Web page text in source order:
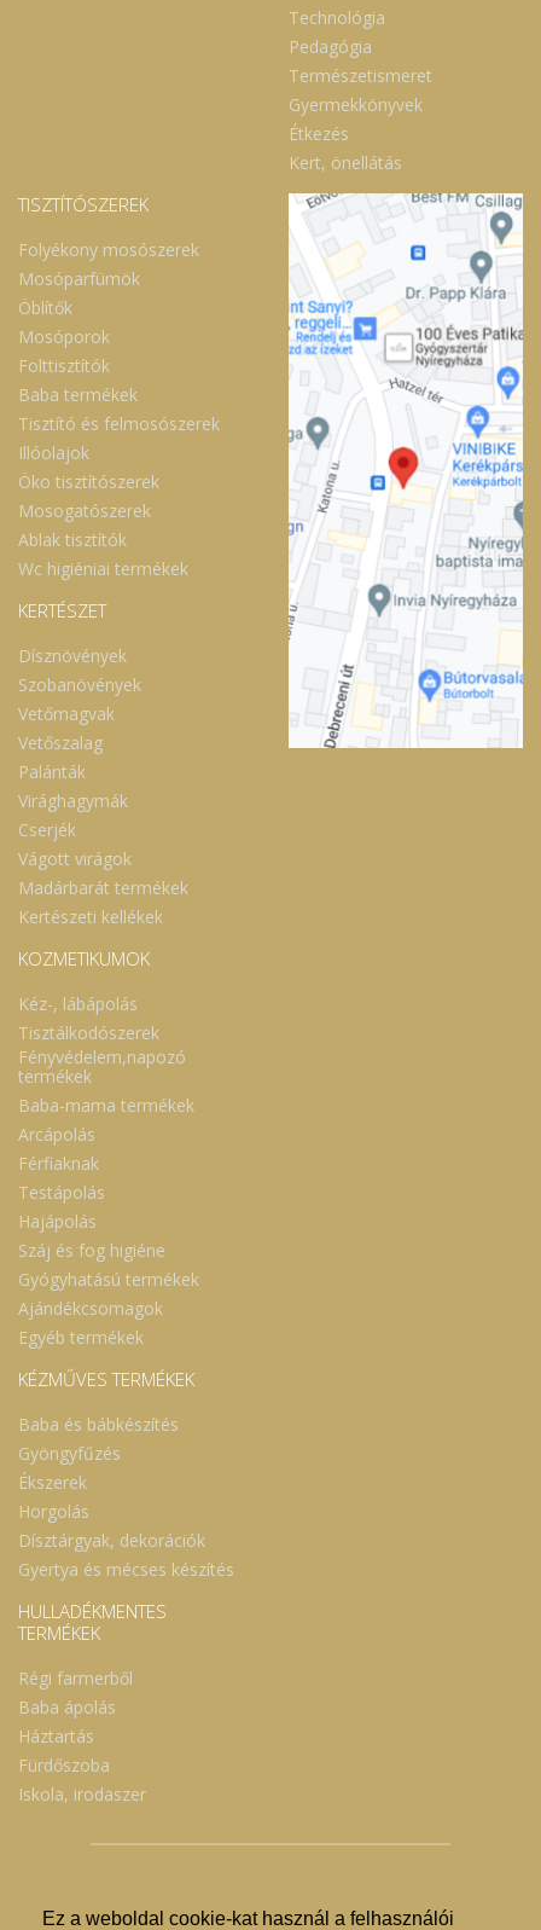
Ez a weboldal cookie-kat használ a felhasználói
Technológia
Pedagógia
Természetismeret
Gyermekkönyvek
Étkezés
Kert, önellátás
TISZTÍTÓSZEREK
Folyékony mosószerek
Mosóparfümök
Öblítők
Mosóporok
Folttisztítók
Baba termékek
Tisztító és felmosószerek
Illóolajok
Öko tisztítószerek
Mosogatószerek
Ablak tisztítók
Wc higiéniai termékek
KERTÉSZET
Dísznövények
Szobanövények
Vetőmagvak
Vetőszalag
Palánták
Virághagymák
Cserjék
Vágott virágok
Madárbarát termékek
Kertészeti kellékek
KOZMETIKUMOK
Kéz-, lábápolás
Tisztálkodószerek
Fényvédelem,napozó
termékek
Baba-mama termékek
Arcápolás
Férfiaknak
Testápolás
Hajápolás
Száj és fog higiéne
Gyógyhatású termékek
Ajándékcsomagok
Egyéb termékek
KÉZMŰVES TERMÉKEK
Baba és bábkészítés
Gyöngyfűzés
Ékszerek
Horgolás
Dísztárgyak, dekorációk
Gyertya és mécses készítés
HULLADÉKMENTES
TERMÉKEK
Régi farmerből
Baba ápolás
Háztartás
Fürdőszoba
Iskola, irodaszer